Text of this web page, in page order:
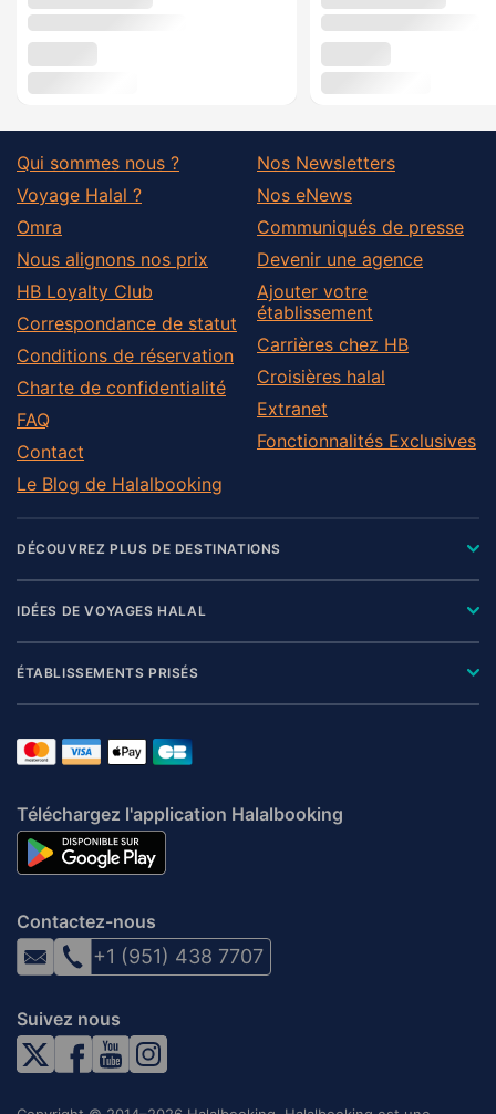
Qui sommes nous ?
Voyage Halal ?
Omra
Nous alignons nos prix
HB Loyalty Club
Correspondance de statut
Conditions de réservation
Charte de confidentialité
FAQ
Contact
Le Blog de Halalbooking
Nos Newsletters
Nos eNews
Communiqués de presse
Devenir une agence
Ajouter votre
établissement
Carrières chez HB
Croisières halal
Extranet
Fonctionnalités Exclusives
DÉCOUVREZ PLUS DE DESTINATIONS
IDÉES DE VOYAGES HALAL
ÉTABLISSEMENTS PRISÉS
Téléchargez l'application Halalbooking
Contactez-nous
+1 (951) 438 7707
Suivez nous